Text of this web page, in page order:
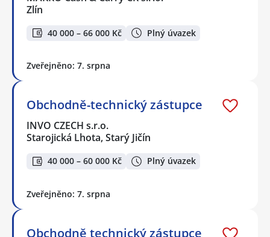
Zlín
40 000 – 66 000 Kč Plný úvazek
Zveřejněno: 7. srpna
Obchodně-technický zástupce
INVO CZECH s.r.o.
Starojická Lhota, Starý Jičín
40 000 – 60 000 Kč Plný úvazek
Zveřejněno: 7. srpna
Obchodně technický zástupce